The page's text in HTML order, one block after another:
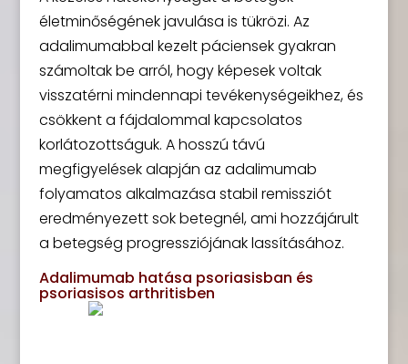
életminőségének javulása is tükrözi. Az
adalimumabbal kezelt páciensek gyakran
számoltak be arról, hogy képesek voltak
visszatérni mindennapi tevékenységeikhez, és
csökkent a fájdalommal kapcsolatos
korlátozottságuk. A hosszú távú
megfigyelések alapján az adalimumab
folyamatos alkalmazása stabil remissziót
eredményezett sok betegnél, ami hozzájárult
a betegség progressziójának lassításához.
Adalimumab hatása psoriasisban és
psoriasisos arthritisben